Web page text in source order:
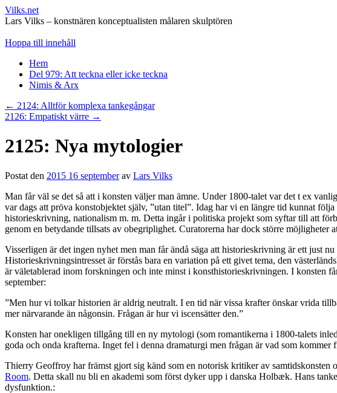
Vilks.net
Lars Vilks – konstnären konceptualisten målaren skulptören
Hoppa till innehåll
Hem
Del 979: Att teckna eller icke teckna
Nimis & Arx
← 2124: Alltför komplexa tankegångar
2126: Empatiskt värre →
2125: Nya mytologier
Postat den 2015 16 september av Lars Vilks
Man får väl se det så att i konsten väljer man ämne. Under 1800-talet var det t ex
var dags att pröva konstobjektet själv, ”utan titel”. Idag har vi en längre tid kunnat
historieskrivning, nationalism m. m. Detta ingår i politiska projekt som syftar till att
genom en betydande tillsats av obegriplighet. Curatorerna har dock större
Visserligen är det ingen nyhet men man får ändå säga att historieskrivning är ett just
Historieskrivningsintresset är förstås bara en variation på ett givet tema, den
är väletablerad inom forskningen och inte minst i konsthistorieskrivningen. I konsten
september:
”Men hur vi tolkar historien är aldrig neutralt. I en tid när vissa krafter önskar vrida
mer närvarande än någonsin. Frågan är hur vi iscensätter den.”
Konsten har onekligen tillgång till en ny mytologi (som romantikerna i 1800-talets
goda och onda krafterna. Inget fel i denna dramaturgi men frågan är vad som kommer
Thierry Geoffroy har främst gjort sig känd som en notorisk kritiker av samtidskonsten
Room. Detta skall nu bli en akademi som först dyker upp i danska Holbæk. Hans
dysfunktion.: